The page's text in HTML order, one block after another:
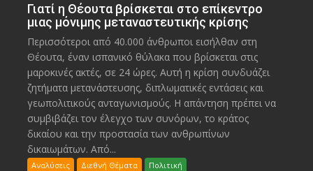
Γιατί η Θέουτα βρίσκεται στο επίκεντρο
μιας μόνιμης μεταναστευτικής κρίσης
Περισσότεροι από 40.000 άνθρωποι εισήλθαν στη
Θέουτα, έναν ισπανικό θύλακα που βρίσκεται στις
μαροκινές ακτές, σε 24 ώρες. Αυτή η κρίση συνδυάζει
ζητήματα μετανάστευσης, διπλωματικές εντάσεις και
γεωπολιτικούς ανταγωνισμούς. Η απάντηση πρέπει να
συμβιβάζει τον έλεγχο των συνόρων, το κράτος
δικαίου και την προστασία των ανθρωπίνων
δικαιωμάτων. Από...
Αναλύσεις Διεθνή Θέματα Πολιτική